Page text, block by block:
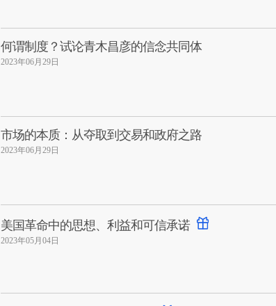
何谓制度？试论青木昌彦的信念共同体
2023年06月29日
市场的本质：从夺取到交易和政府之路
2023年06月29日
美国革命中的思想、利益和可信承诺
2023年05月04日